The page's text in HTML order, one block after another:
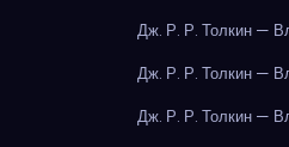
Дж. Р. Р. Толкин —
Дж. Р. Р. Толкин —
Дж. Р. Р. Толкин —